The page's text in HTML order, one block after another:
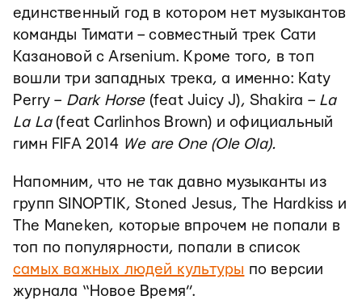
единственный год в котором нет музыкантов
команды Тимати – совместный трек Сати
Казановой с Arsenium. Кроме того, в топ
вошли три западных трека, а именно: Katy
Perry – Dark Horse(feat Juicy J), Shakira – La
La La(feat Carlinhos Brown) и официальный
гимн FIFA 2014 We are One (Ole Ola).
Напомним, что не так давно музыканты из
групп SINOPTIK, Stoned Jesus, The Hardkiss и
The Maneken, которые впрочем не попали в
топ по популярности, попали в список
самых важных людей культуры по версии
журнала “Новое Время”.